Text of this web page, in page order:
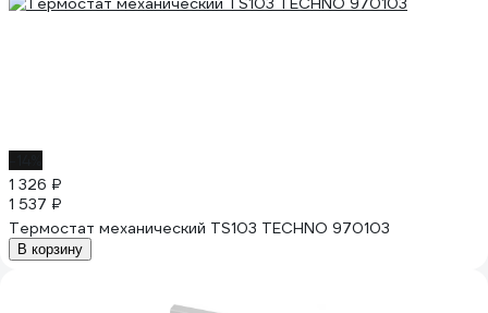
1 326 ₽
1 537 ₽
Термостат механический TS103 TECHNO 970103
В корзину